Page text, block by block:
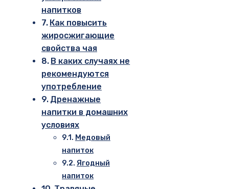
напитков
Как повысить
жиросжигающие
свойства чая
В каких случаях не
рекомендуются
употребление
Дренажные
напитки в домашних
условиях
Медовый
напиток
Ягодный
напиток